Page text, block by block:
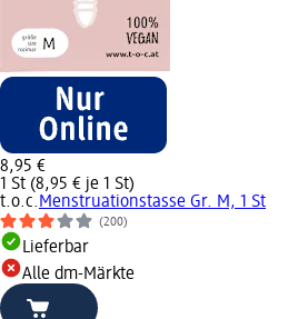
8,95 €
1 St (8,95 € je 1 St)
t.o.c. Menstruationstasse Gr. M, 1 St
(200)
Lieferbar
Alle dm-Märkte